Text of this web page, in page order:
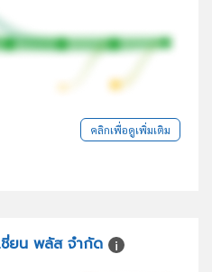
คลิกเพื่อดูเพิ่มเติม
ยน พลัส จำกัด